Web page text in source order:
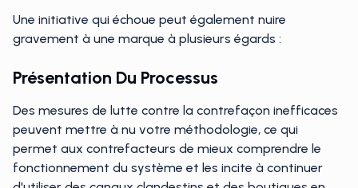
Une initiative qui échoue peut également nuire
gravement à une marque à plusieurs égards :
Présentation Du Processus
Des mesures de lutte contre la contrefaçon inefficaces
peuvent mettre à nu votre méthodologie, ce qui
permet aux contrefacteurs de mieux comprendre le
fonctionnement du système et les incite à continuer